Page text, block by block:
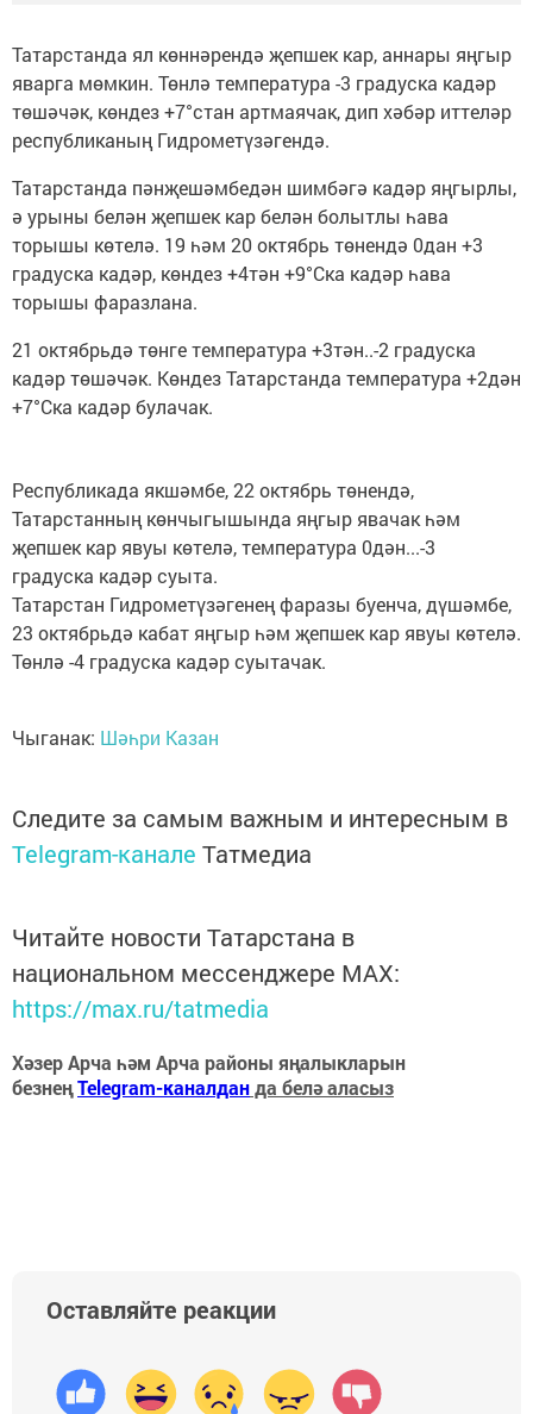
Татарстанда ял көннәрендә җепшек кар, аннары яңгыр
яварга мөмкин. Төнлә температура -3 градуска кадәр
төшәчәк, көндез +7°стан артмаячак, дип хәбәр иттеләр
республиканың Гидрометүзәгендә.
Татарстанда пәнҗешәмбедән шимбәгә кадәр яңгырлы,
ә урыны белән җепшек кар белән болытлы һава
торышы көтелә. 19 һәм 20 октябрь төнендә 0дан +3
градуска кадәр, көндез +4тән +9°Ска кадәр һава
торышы фаразлана.
21 октябрьдә төнге температура +3тән..-2 градуска
кадәр төшәчәк. Көндез Татарстанда температура +2дән
+7°Ска кадәр булачак.
Республикада якшәмбе, 22 октябрь төнендә,
Татарстанның көнчыгышында яңгыр явачак һәм
җепшек кар явуы көтелә, температура 0дән...-3
градуска кадәр суыта.
Татарстан Гидрометүзәгенең фаразы буенча, дүшәмбе,
23 октябрьдә кабат яңгыр һәм җепшек кар явуы көтелә.
Төнлә -4 градуска кадәр суытачак.
Чыганак: Шәһри Казан
Следите за самым важным и интересным в
Telegram-канале Татмедиа
Читайте новости Татарстана в
национальном мессенджере MАХ:
https://max.ru/tatmedia
Хәзер Арча һәм Арча районы яңалыкларын
безнеңTelegram-каналданда белә аласыз
Оставляйте реакции